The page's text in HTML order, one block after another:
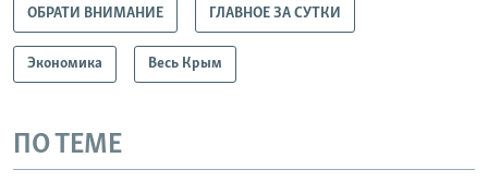
ОБРАТИ ВНИМАНИЕ ГЛАВНОЕ ЗА СУТКИ
Экономика Весь Крым
ПО ТЕМЕ